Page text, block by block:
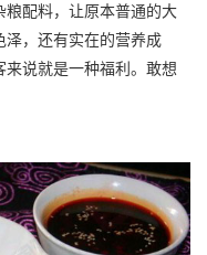
粮配料，让原本普通的大
泽，还有实在的营养成
说就是一种福利。敢想